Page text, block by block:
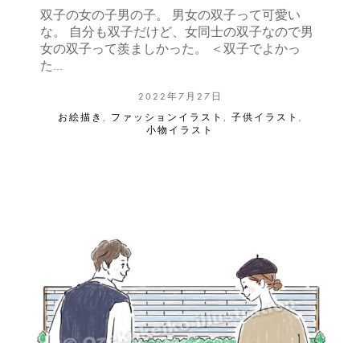
双子の女の子男の子。 男女の双子って可愛い
な。 自分も双子だけど、女同士の双子なので男
女の双子って羨ましかった。 ＜双子でよかっ
た…
2022年7月27日
お絵描き , ファッションイラスト , 子供イラスト ,
小物イラスト